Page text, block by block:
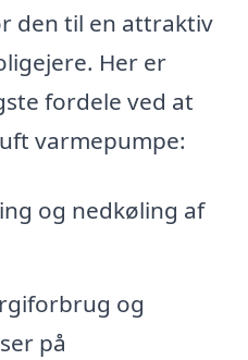
den til en attraktiv
Her er
fordele ved at
varmepumpe:
og nedkøling af
og
på